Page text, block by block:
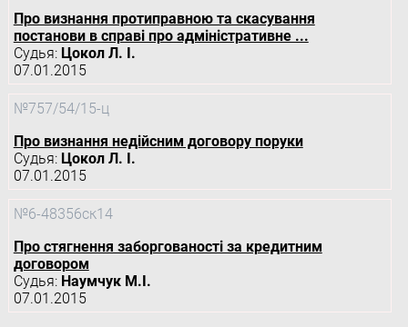
Про визнання протиправною та скасування
постанови в справі про адміністративне ...
Судья: Цокол Л. І.
07.01.2015
№757/54/15-ц
Про визнання недійсним договору поруки
Судья: Цокол Л. І.
07.01.2015
№6-48356ск14
Про стягнення заборгованості за кредитним
договором
Судья: Наумчук М.І.
07.01.2015